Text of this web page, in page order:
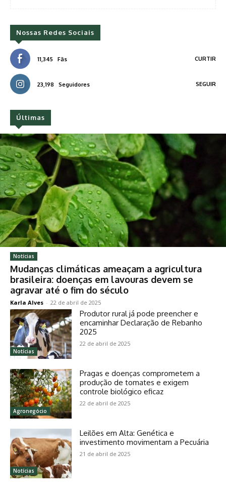
Nossas Redes Sociais
11,345 Fãs CURTIR
23,198 Seguidores SEGUIR
Últimas
Notícias
Mudanças climáticas ameaçam a agricultura
brasileira: doenças em lavouras devem se
agravar até o fim do século
Karla Alves - 22 de abril de 2025
Notícias
Produtor rural já pode preencher e
encaminhar Declaração de Rebanho
2025
22 de abril de 2025
Agronegócio
Pragas e doenças comprometem a
produção de tomates e exigem
controle biológico eficaz
22 de abril de 2025
Notícias
Leilões em Alta: Genética e
investimento movimentam a Pecuária
21 de abril de 2025